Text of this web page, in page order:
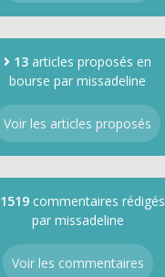
13 articles proposés en
bourse par missadeline
Voir les articles proposés
1519 commentaires rédigés
par missadeline
Voir les commentaires